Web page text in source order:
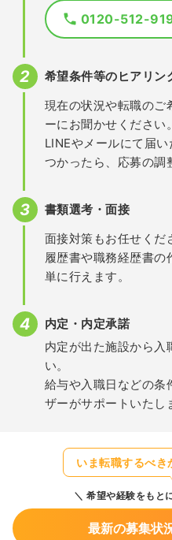
0120-512-
希望条件等のヒアリン
現在の状況や転職のご
ーにお聞かせください。
LINEやメールにて届
つかったら、応募の調
書類選考・面接
面接対策もお任せくだ
履歴書や職務経歴書の
単に行えます。
内定・内定承諾
内定が出た施設から入
い。
給与や入職日などの条
ザーがサポートいたし
いま転職するべき
希望や経験をもと
最新の募集状